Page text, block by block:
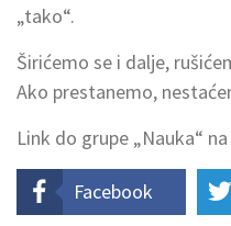
„tako“.
Širićemo se i dalje,
Ako prestanemo,
Link do grupe „Nauka“
Facebook